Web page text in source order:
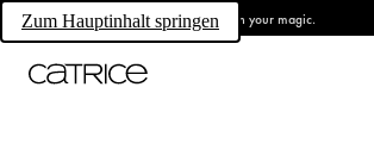
Zum Hauptinhalt springen Own your magic.